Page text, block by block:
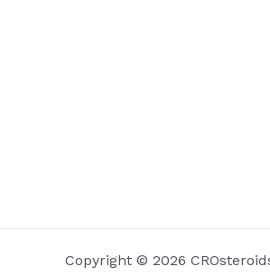
Copyright © 2026